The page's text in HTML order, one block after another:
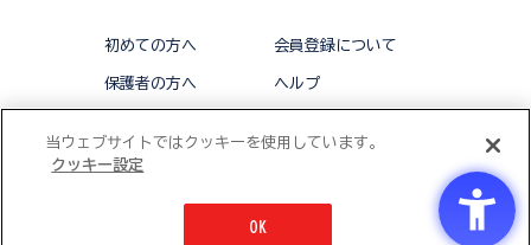
初めての方へ 会員登録について
保護者の方へ ヘルプ
© BANDAI CO.,LTD 2015 ALL RIGHTS RESERVED
当ウェブサイトではクッキーを使用しています。
クッキー設定
OK